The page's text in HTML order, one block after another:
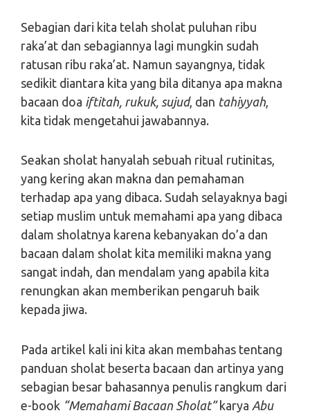
Sebagian dari kita telah sholat puluhan ribu
raka’at dan sebagiannya lagi mungkin sudah
ratusan ribu raka’at. Namun sayangnya, tidak
sedikit diantara kita yang bila ditanya apa makna
bacaan doa iftitah, rukuk, sujud, dan tahiyyah
kita tidak mengetahui jawabannya.
Seakan sholat hanyalah sebuah ritual rutinitas,
yang kering akan makna dan pemahaman
terhadap apa yang dibaca. Sudah selayaknya bagi
setiap muslim untuk memahami apa yang dibaca
dalam sholatnya karena kebanyakan do’a dan
bacaan dalam sholat kita memiliki makna yang
sangat indah, dan mendalam yang apabila kita
renungkan akan memberikan pengaruh baik
kepada jiwa.
Pada artikel kali ini kita akan membahas tentang
panduan sholat beserta bacaan dan artinya yang
sebagian besar bahasannya penulis rangkum dari
e-book “Memahami Bacaan Sholat”karya Abu